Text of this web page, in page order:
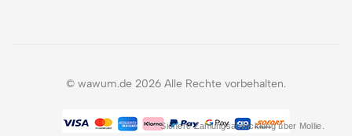
© wawum.de 2026 Alle Rechte vorbehalten.
Sichere Zahlungsabwicklung über Mollie.